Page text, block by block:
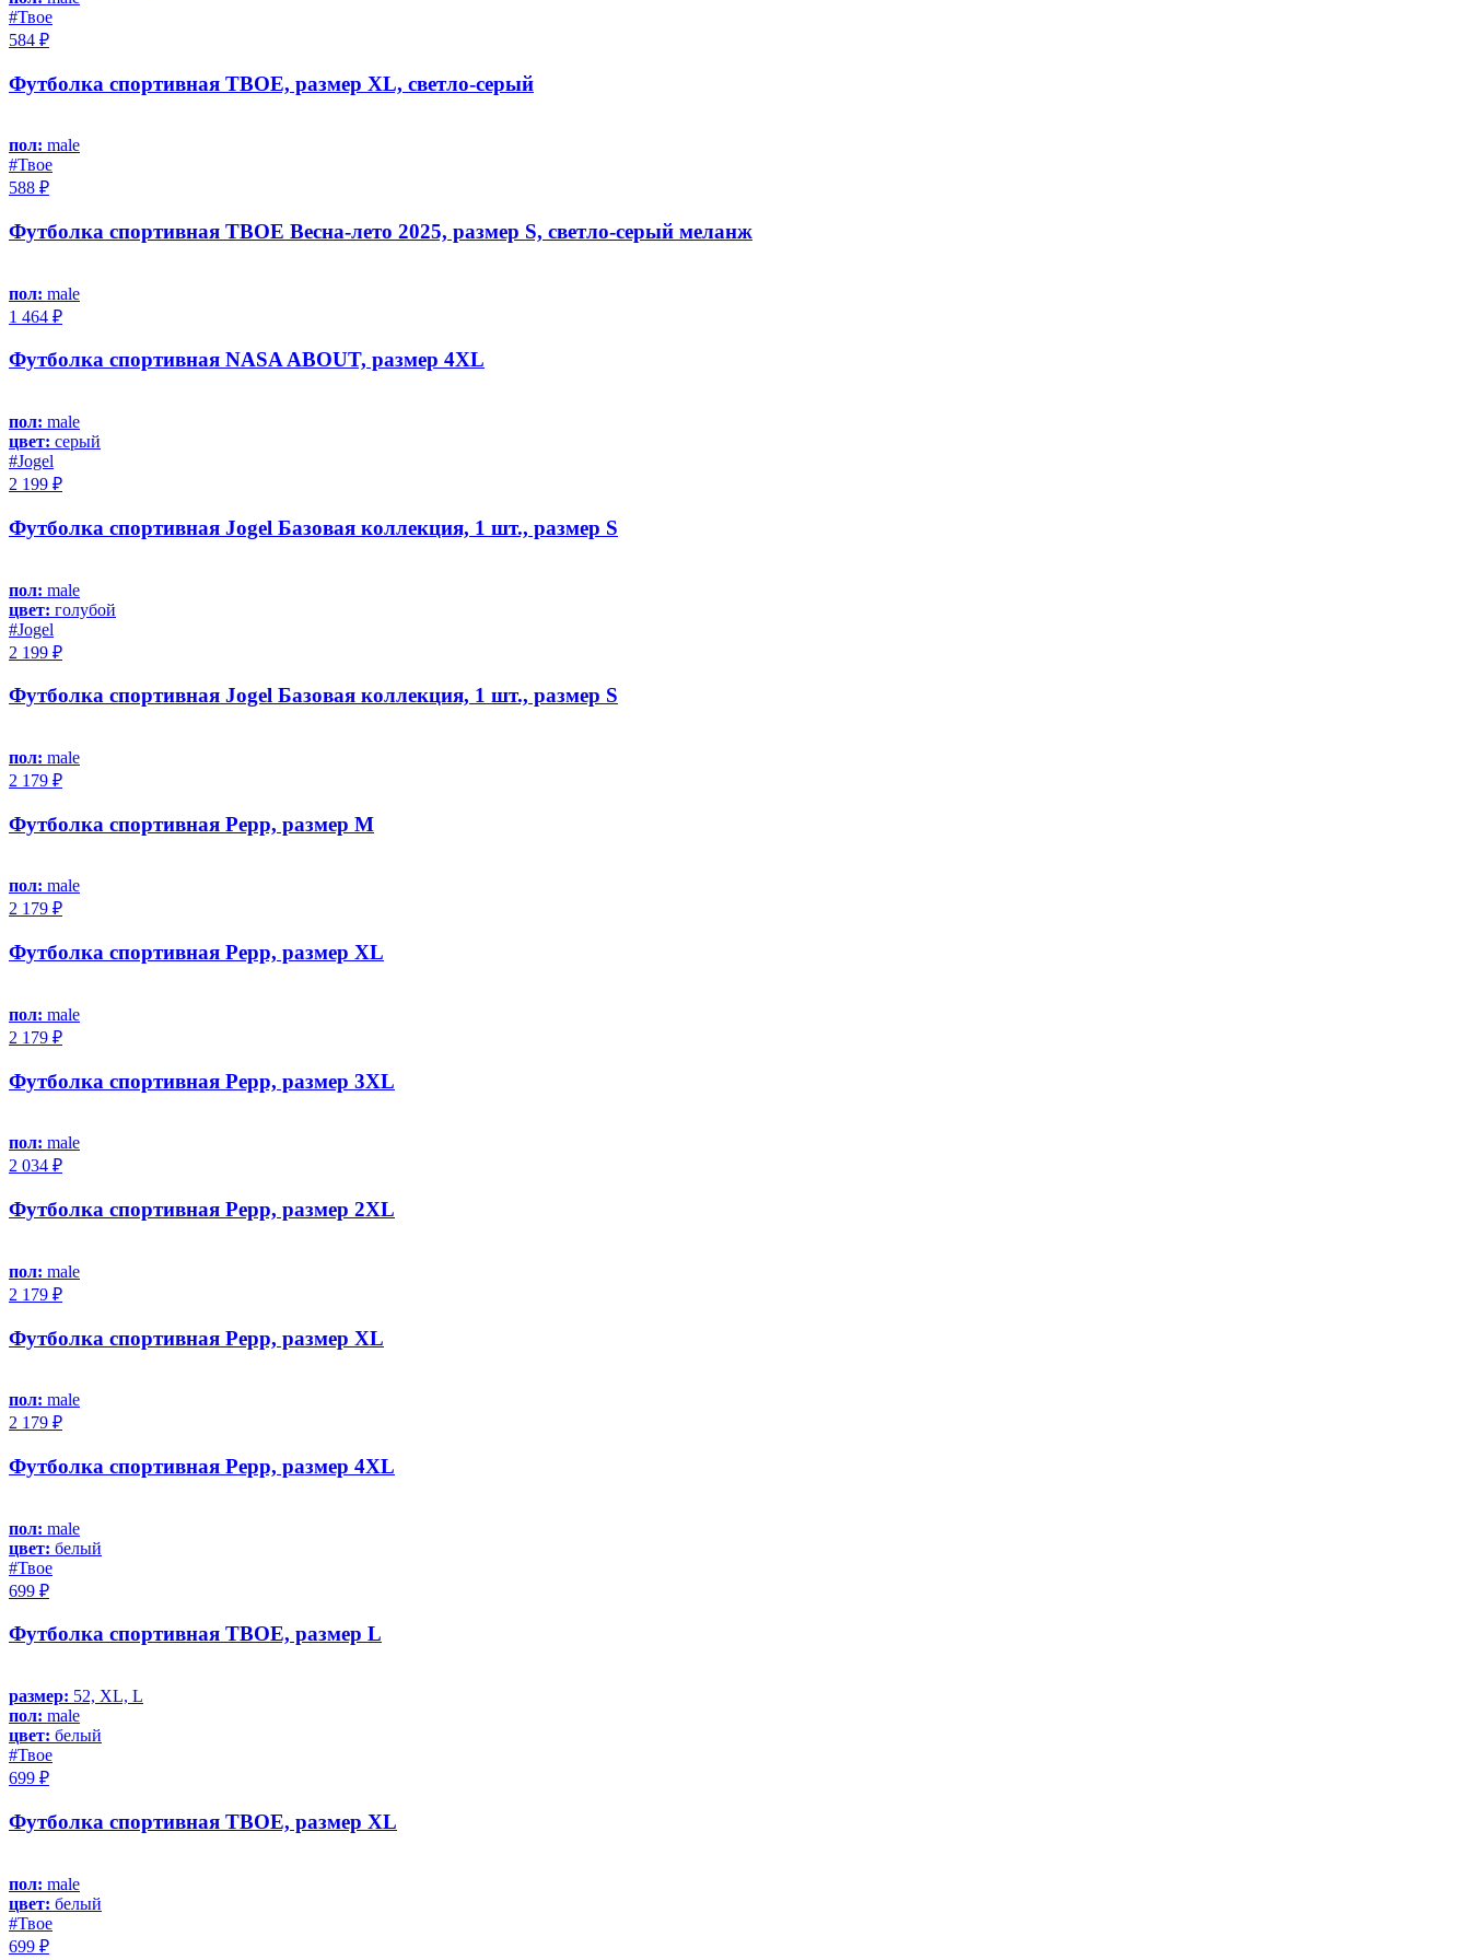
#Твое
584 ₽
Футболка спортивная ТВОЕ, размер XL, светло-серый
пол: male
#Твое
588 ₽
Футболка спортивная ТВОЕ Весна-лето 2025, размер S, светло-серый меланж
пол: male
1 464 ₽
Футболка спортивная NASA ABOUT, размер 4XL
пол: male
цвет: серый
#Jоgel
2 199 ₽
Футболка спортивная Jogel Базовая коллекция, 1 шт., размер S
пол: male
цвет: голубой
#Jоgel
2 199 ₽
Футболка спортивная Jogel Базовая коллекция, 1 шт., размер S
пол: male
2 179 ₽
Футболка спортивная Pepp, размер M
пол: male
2 179 ₽
Футболка спортивная Pepp, размер XL
пол: male
2 179 ₽
Футболка спортивная Pepp, размер 3XL
пол: male
2 034 ₽
Футболка спортивная Pepp, размер 2XL
пол: male
2 179 ₽
Футболка спортивная Pepp, размер XL
пол: male
2 179 ₽
Футболка спортивная Pepp, размер 4XL
пол: male
цвет: белый
#Твое
699 ₽
Футболка спортивная ТВОЕ, размер L
размер: 52, XL, L
пол: male
цвет: белый
#Твое
699 ₽
Футболка спортивная ТВОЕ, размер XL
пол: male
цвет: белый
#Твое
699 ₽